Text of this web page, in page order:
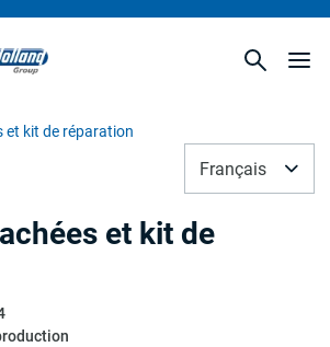
et kit de réparation
Français
et kit de